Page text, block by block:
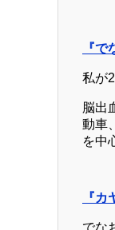
『で
私が
脳出
動車
を中
『カ
でな